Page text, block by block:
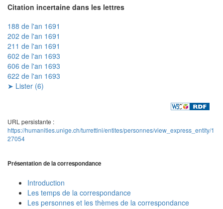
Citation incertaine dans les lettres
188 de l'an 1691
202 de l'an 1691
211 de l'an 1691
602 de l'an 1693
606 de l'an 1693
622 de l'an 1693
➤ Lister (6)
URL persistante :
https://humanities.unige.ch/turrettini/entites/personnes/view_express_entity/1
27054
Présentation de la correspondance
Introduction
Les temps de la correspondance
Les personnes et les thèmes de la correspondance